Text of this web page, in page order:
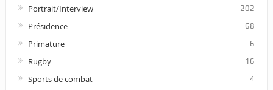
Portrait/Interview 202
Présidence 68
Primature 6
Rugby 16
Sports de combat 4